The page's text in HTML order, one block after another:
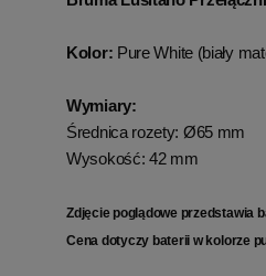
Kolor: Pure White (biały
Wymiary:
Średnica rozety: Ø65 mm
Wysokość: 42 mm
Zdjęcie poglądowe przedstawia
Cena dotyczy baterii w kolorze